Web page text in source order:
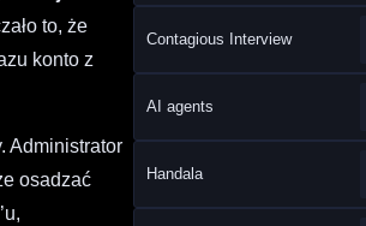
to, że
konto z
Administrator
osadzać
Contagious Interview
AI agents
Handala